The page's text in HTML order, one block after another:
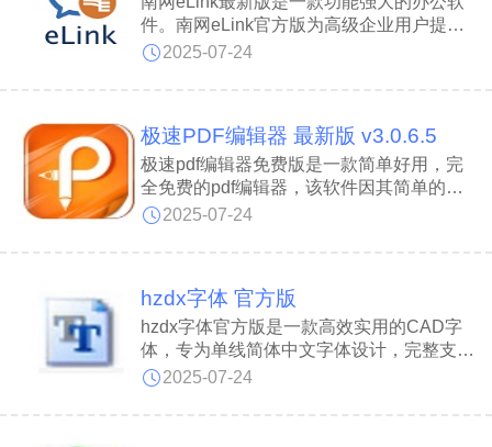
件。南网eLink官方版为高级企业用户提供
了企业空间管理权限，可通过管理后台进行
版可快速向同事发起日程邀约、将聊天中的
的工作安排。
2025-07-24
极速PDF编辑器 最新版 v3.0.6.5
极速pdf编辑器免费版是一款简单好用，完
全免费的pdf编辑器，该软件因其简单的操
作、强大的功能深受广大用户的喜爱。极速
繁琐费时的行间编辑，省时省力。
2025-07-24
hzdx字体 官方版
hzdx字体官方版是一款高效实用的CAD字
体，专为单线简体中文字体设计，完整支持
全角标点符号。hzdx字体随着工程制图对
业特性精准契合用户需求。hzdx字体安装
2025-07-24